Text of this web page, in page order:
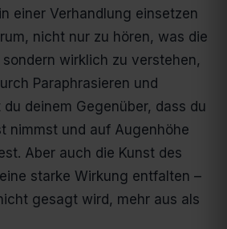
einer Verhandlung einsetzen
nicht nur zu hören, was die
wirklich zu verstehen,
Paraphrasieren und
deinem Gegenüber, dass du
nimmst und auf Augenhöhe
Aber auch die Kunst des
starke Wirkung entfalten –
gesagt wird, mehr aus als